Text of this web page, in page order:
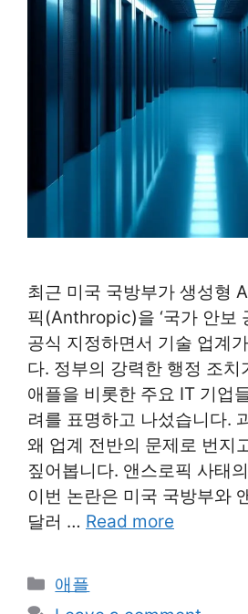
최근 미국 국방부가 생성형
픽(Anthropic)을 ‘국가 안보
공식 지정하면서 기술 업계
다. 정부의 강력한 행정 조치
애플을 비롯한 주요 IT 기업
려를 표명하고 나섰습니다.
왜 업계 전반의 문제로 번지
짚어봅니다. 앤스로픽 사태
이번 논란은 미국 국방부와
달러 … Read more
Categories
애플